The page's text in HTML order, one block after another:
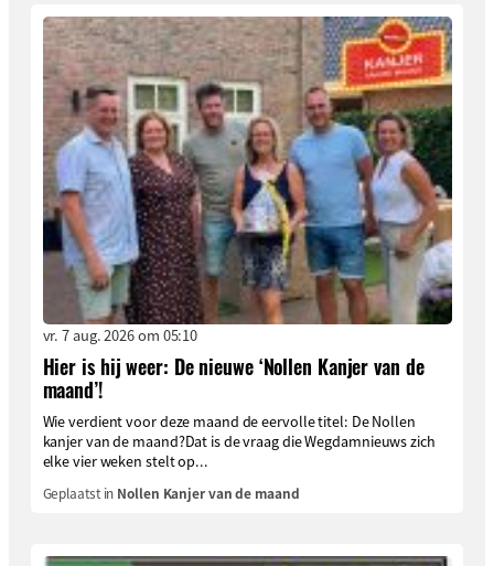
vr. 7 aug. 2026 om 05:10
Hier is hij weer: De nieuwe ‘Nollen Kanjer van de
maand’!
Wie verdient voor deze maand de eervolle titel: De Nollen
kanjer van de maand?Dat is de vraag die Wegdamnieuws zich
elke vier weken stelt op...
Geplaatst in Nollen Kanjer van de maand